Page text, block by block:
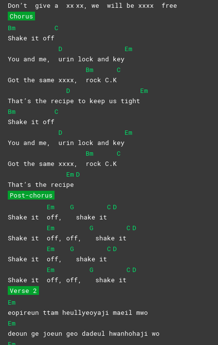
Don’t give a xx xx, we will be xxxx free
Chorus
Bm
Shake it off
C
You and me,
D
urin lock and key
Em
Got the same xxxx,
Bm
rock C.K
C
That’s the reci
D
pe to keep us tight
Em
Bm
Shake it off
C
You and me,
D
urin lock and key
Em
Got the same xxxx,
Bm
rock C.K
C
That’s the reci
Em
pe
D
Post-chorus
Shake it
Em
off,
G
shake it
C D
Shake it
Em
off, off,
G
shake it
C D
Shake it
Em
off,
G
shake it
C D
Shake it
Em
off, off,
G
shake it
C D
Verse 2
Em
eopireun ttam heullyeoyaji maeil mwo
Em
deoun ge joeun geo dadeul hwanhohaji wo